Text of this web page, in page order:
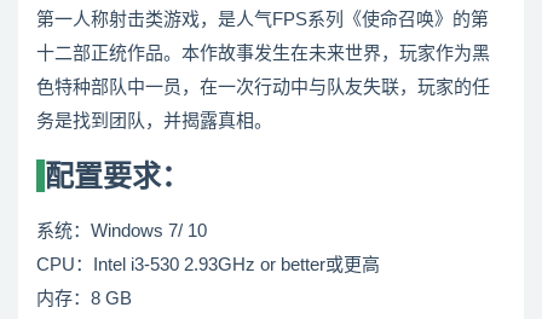
第一人称射击类游戏，是人气FPS系列《使命召唤》的第
十二部正统作品。本作故事发生在未来世界，玩家作为黑
色特种部队中一员，在一次行动中与队友失联，玩家的任
务是找到团队，并揭露真相。
配置要求：
系统：Windows 7/ 10
CPU：Intel i3-530 2.93GHz or better或更高
内存：8 GB